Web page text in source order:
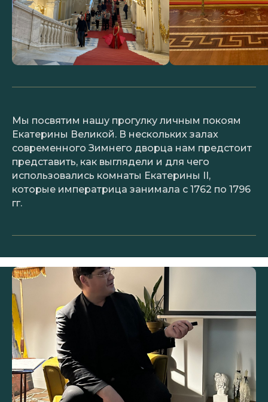
Мы посвятим нашу прогулку личным покоям
Екатерины Великой. В нескольких залах
современного Зимнего дворца нам предстоит
представить, как выглядели и для чего
использовались комнаты Екатерины II,
которые императрица занимала с 1762 по 1796
гг.